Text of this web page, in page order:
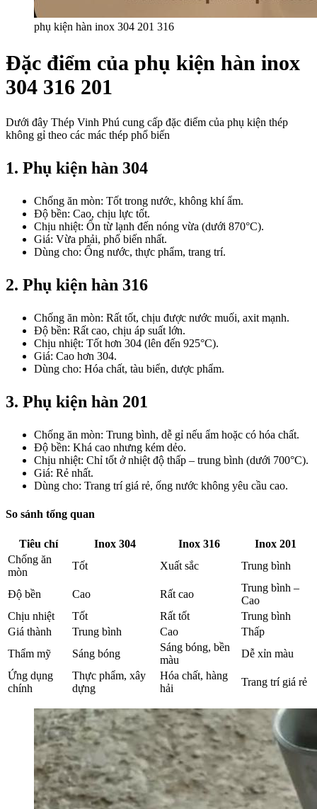
phụ kiện hàn inox 304 201 316
Đặc điểm của phụ kiện hàn inox
304 316 201
Dưới đây Thép Vinh Phú cung cấp đặc điểm của phụ kiện thép
không gỉ theo các mác thép phổ biến
1. Phụ kiện hàn 304
Chống ăn mòn: Tốt trong nước, không khí ẩm.
Độ bền: Cao, chịu lực tốt.
Chịu nhiệt: Ổn từ lạnh đến nóng vừa (dưới 870°C).
Giá: Vừa phải, phổ biến nhất.
Dùng cho: Ống nước, thực phẩm, trang trí.
2. Phụ kiện hàn 316
Chống ăn mòn: Rất tốt, chịu được nước muối, axit mạnh.
Độ bền: Rất cao, chịu áp suất lớn.
Chịu nhiệt: Tốt hơn 304 (lên đến 925°C).
Giá: Cao hơn 304.
Dùng cho: Hóa chất, tàu biển, dược phẩm.
3. Phụ kiện hàn 201
Chống ăn mòn: Trung bình, dễ gỉ nếu ẩm hoặc có hóa chất.
Độ bền: Khá cao nhưng kém dẻo.
Chịu nhiệt: Chỉ tốt ở nhiệt độ thấp – trung bình (dưới 700°C).
Giá: Rẻ nhất.
Dùng cho: Trang trí giá rẻ, ống nước không yêu cầu cao.
So sánh tổng quan
Tiêu chí Inox 304 Inox 316
Inox 201
Chống ăn
mòn
Tốt Xuất sắc Trung bình
Độ bền Cao Rất cao
Trung bình –
Cao
Chịu nhiệt
Tốt Rất tốt
Trung bình
Giá thành
Trung bình Cao
Thấp
Thẩm mỹ
Sáng bóng
Sáng bóng, bền
màu
Dễ xỉn màu
Ứng dụng
chính
Thực phẩm, xây
dựng
Hóa chất, hàng
hải
Trang trí giá rẻ